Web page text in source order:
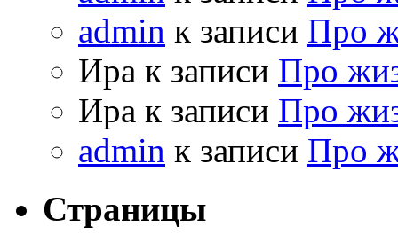
admin к записи Про
Ира к записи Про
Ира к записи Про
admin к записи Про
Страницы